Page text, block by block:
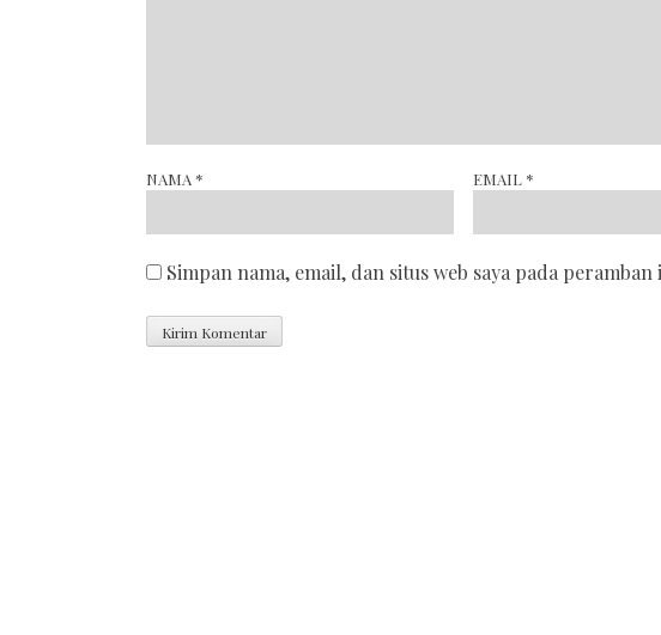
NAMA * EMAIL *
Simpan nama, email, dan situs web saya pada